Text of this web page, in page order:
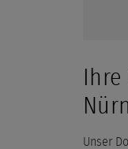
Unser